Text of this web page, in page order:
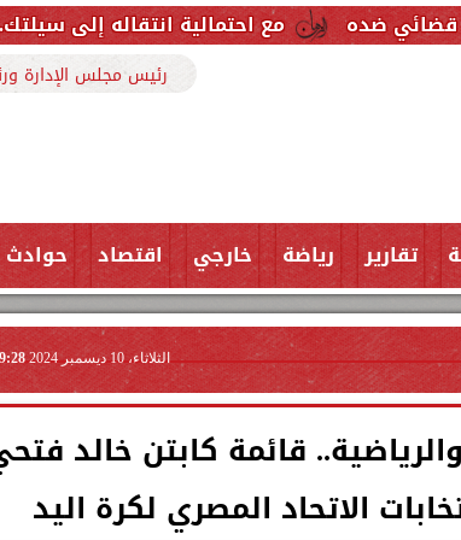
مع احتمالية انتقاله إلى سيلتك.. هيثم حسن
رئيس مجلس الإدارة
تقارير رياضة خارجي اقتصاد حوادث
الثلاثاء، 10 ديسمبر 2024 09:28
قائمة كابتن خالد
الاتحاد المصري لكرة اليد